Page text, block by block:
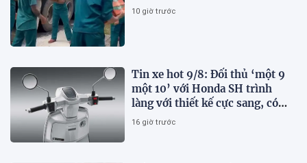
10 giờ trước
Tin xe hot 9/8: Đối thủ ‘một 9
một 10’ với Honda SH trình
làng với thiết kế cực sang, có
ABS 2 kênh, giá ‘mềm’
16 giờ trước